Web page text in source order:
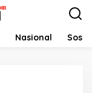
Nasional